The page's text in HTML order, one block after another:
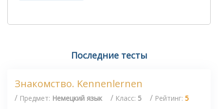
Последние тесты
Знакомство. Kennenlernen
/ Предмет: Немецкий язык / Класс: 5 / Рейтинг: 5